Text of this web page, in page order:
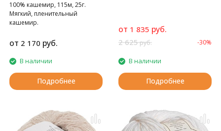
100% кашемир, 115м, 25г.
Мягкий, пленительный
кашемир.
от 2 170 руб.
В наличии
Подробнее
от 1 835 руб.
2 625руб. -30%
В наличии
Подробнее